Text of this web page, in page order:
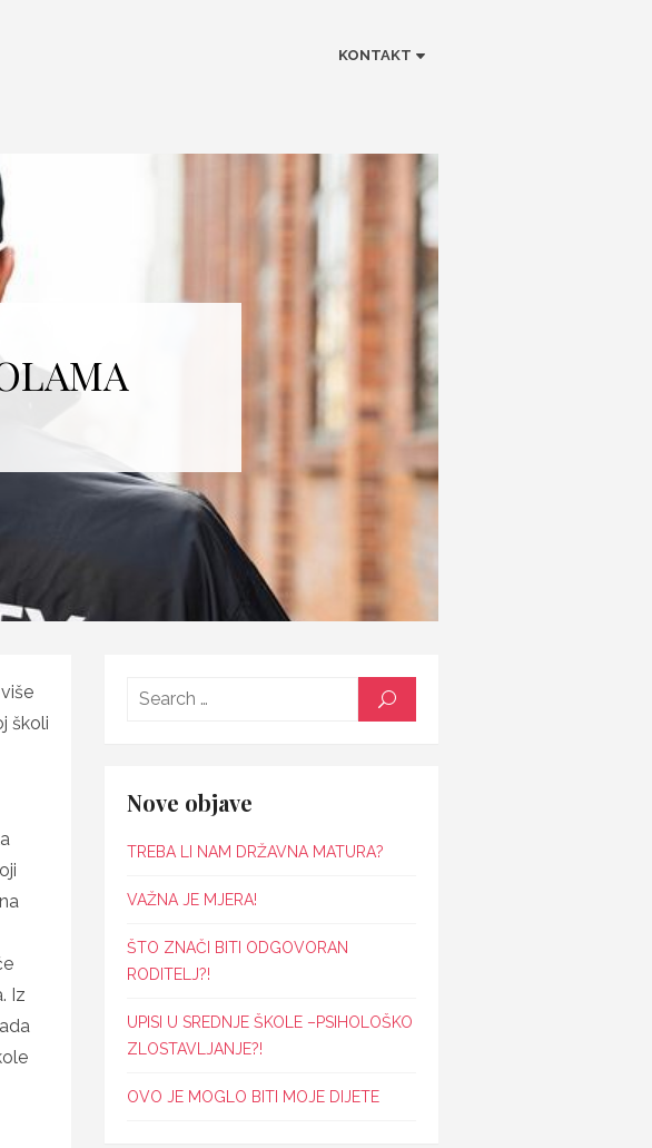
KONTAKT
školi
Iz
SEARCH
Nove objave
TREBA LI NAM DRŽAVNA MATURA?
VAŽNA JE MJERA!
ŠTO ZNAČI BITI ODGOVORAN
RODITELJ?!
UPISI U SREDNJE ŠKOLE –PSIHOLOŠKO
ZLOSTAVLJANJE?!
OVO JE MOGLO BITI MOJE DIJETE